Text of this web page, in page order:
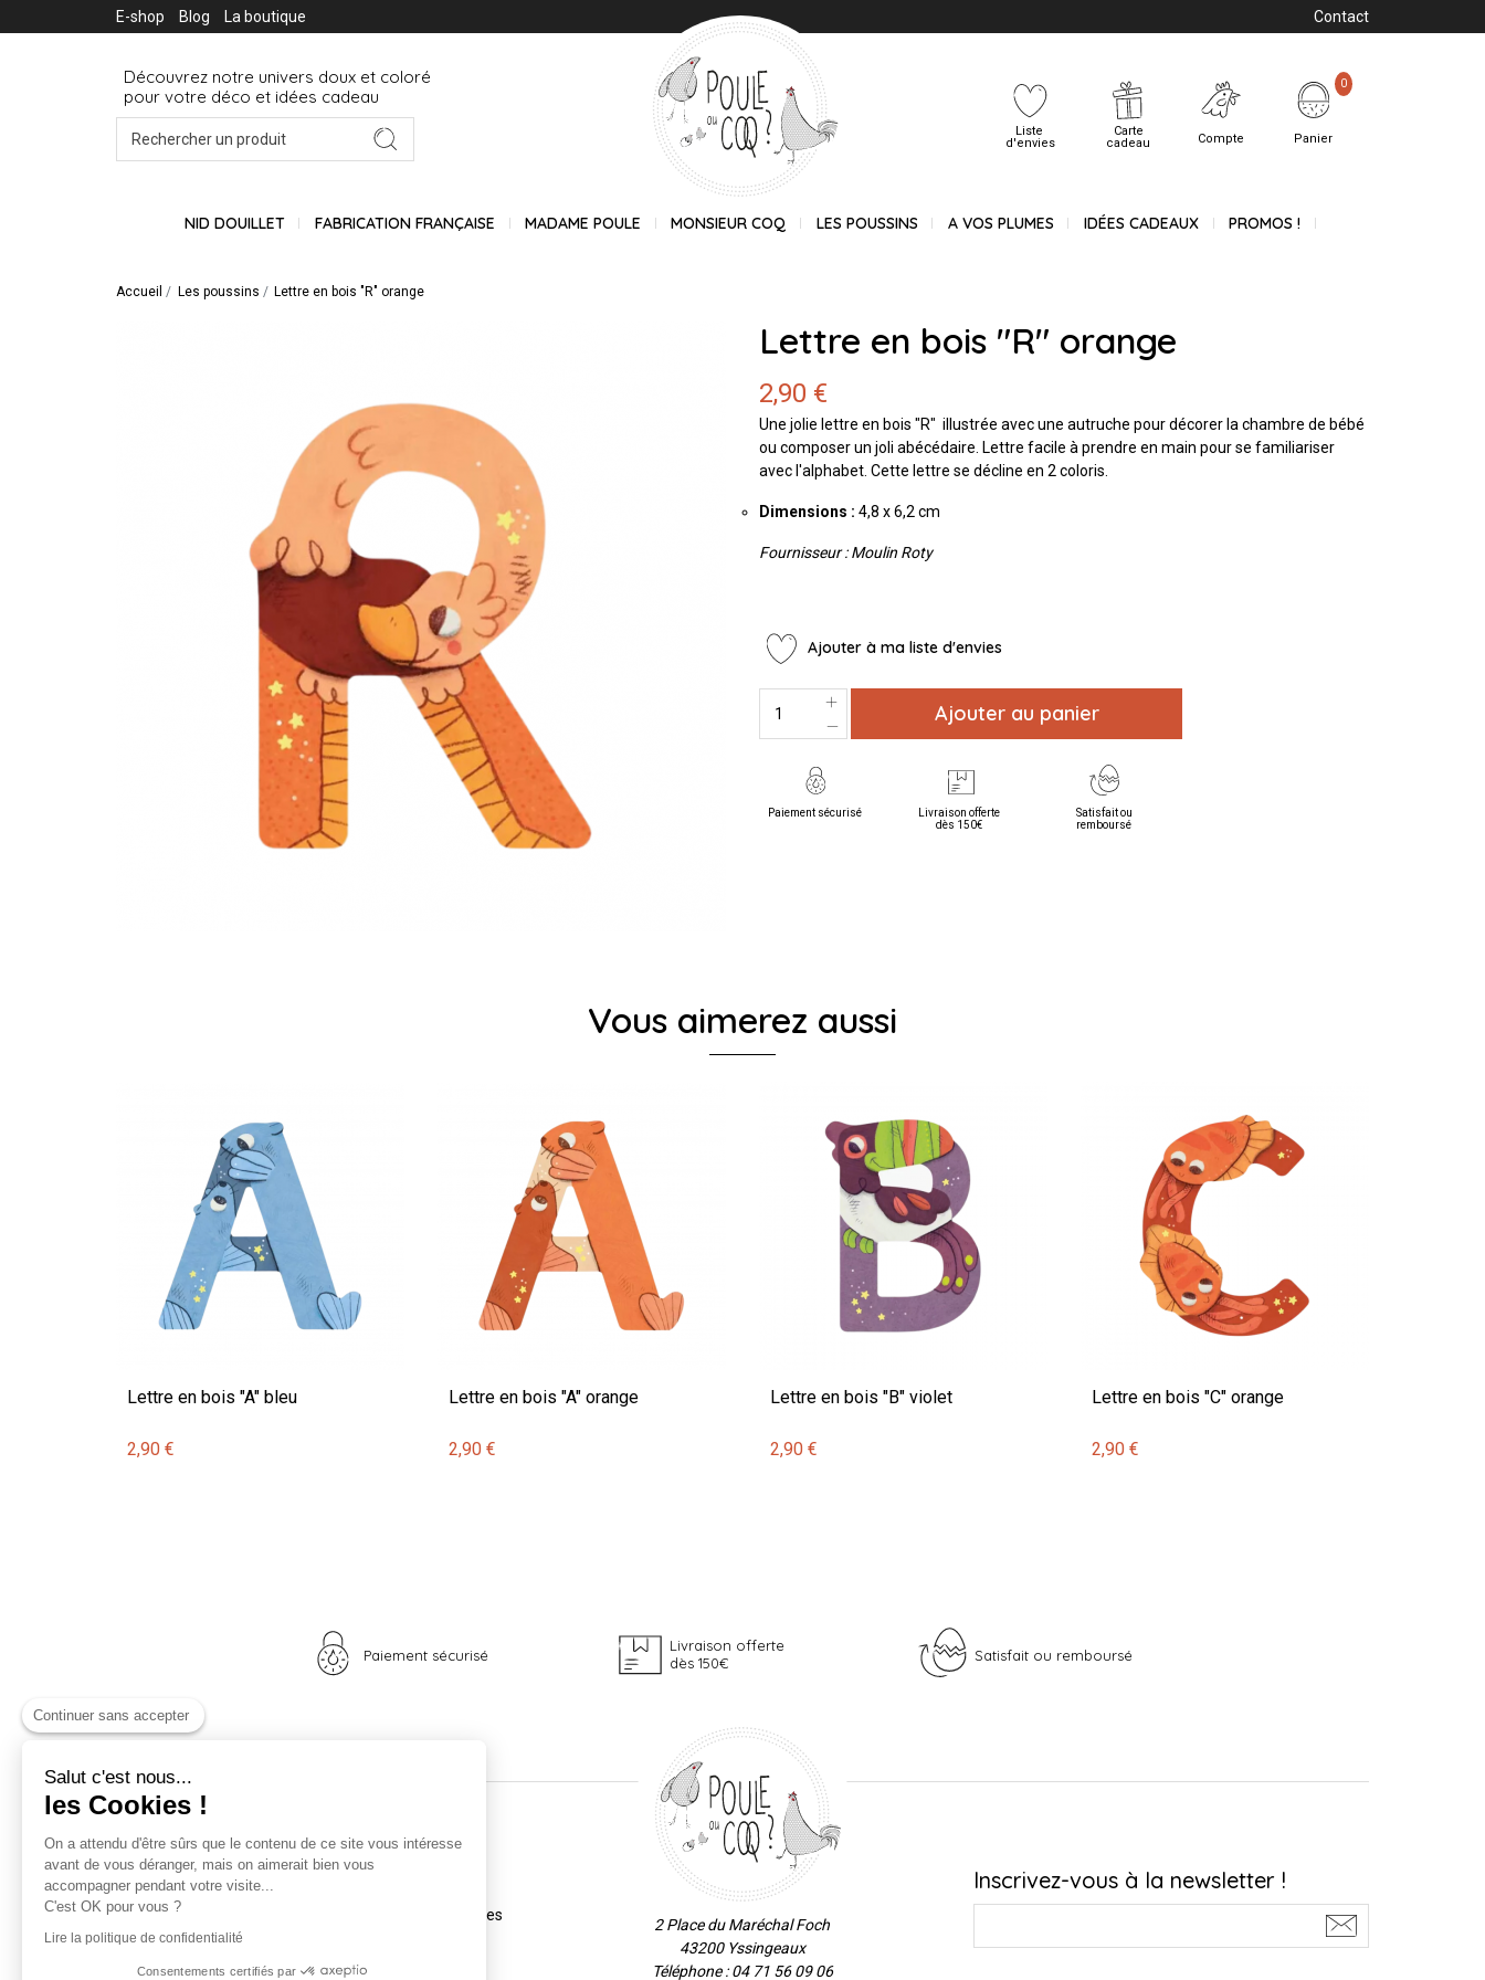
E-shop Blog La boutique Contact
Découvrez notre univers doux et coloré
pour votre déco et idées cadeau
Liste
d'envies
Carte
cadeau
Compte Panier
0
NID DOUILLET FABRICATION FRANÇAISE MADAME POULE MONSIEUR COQ LES POUSSINS A VOS PLUMES IDÉES CADEAUX PROMOS !
Accueil Les poussins Lettre en bois "R" orange
Lettre en bois "R" orange
2,90 €
Une jolie lettre en bois "R" illustrée avec une autruche pour décorer la chambre de bébé
ou composer un joli abécédaire. Lettre facile à prendre en main pour se familiariser
avec l'alphabet. Cette lettre se décline en 2 coloris.
Dimensions : 4,8 x 6,2 cm
Fournisseur : Moulin Roty
Ajouter à ma liste d'envies
Ajouter au panier
Paiement sécurisé
Livraison offerte
dès 150€
Satisfait ou
remboursé
Vous aimerez aussi
Lettre en bois "A" bleu
2,90 €
Lettre en bois "A" orange
2,90 €
Lettre en bois "B" violet
2,90 €
Lettre en bois "C" orange
2,90 €
Paiement sécurisé
Livraison offerte
dès 150€
Satisfait ou remboursé
Nos univers
Nid douillet
Madame Poule
Monsieur Coq
Les poussins
Informations
La boutique
Coordonnées et horaires
2 Place du Maréchal Foch
43200 Yssingeaux
Téléphone : 04 71 56 09 06
Inscrivez-vous à la newsletter !
Continuer sans accepter
Salut c'est nous...
les Cookies !
On a attendu d'être sûrs que le contenu de ce site vous intéresse
avant de vous déranger, mais on aimerait bien vous
accompagner pendant votre visite...
C'est OK pour vous ?
Lire la politique de confidentialité
Consentements certifiés par